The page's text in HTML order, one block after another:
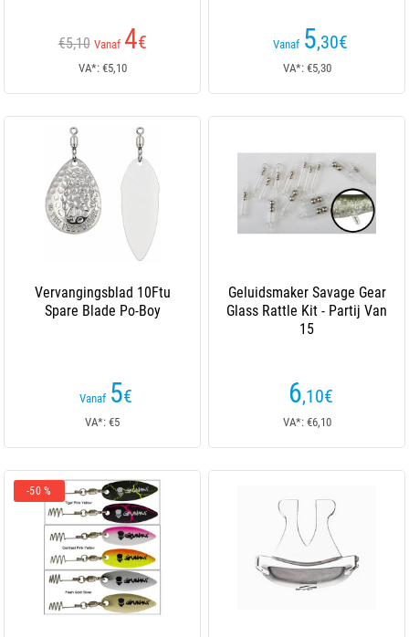
€5,10 Vanaf 4€
VA*: €5,10
Vanaf 5,30€
VA*: €5,30
Vervangingsblad 10Ftu
Spare Blade Po-Boy
Vanaf 5€
VA*: €5
Geluidsmaker Savage Gear
Glass Rattle Kit - Partij Van
15
6,10€
VA*: €6,10
-50 %